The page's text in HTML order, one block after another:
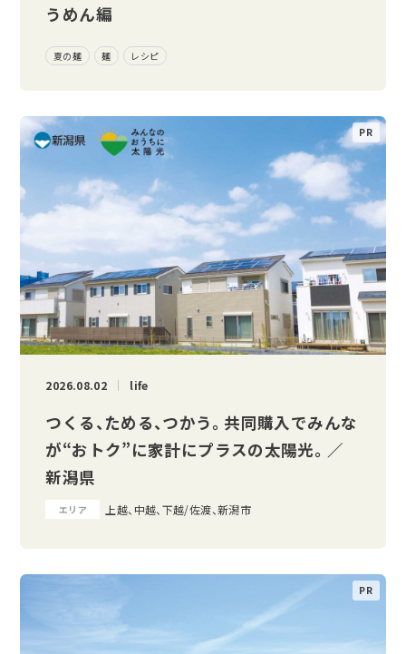
うめん編
夏の麺 麺 レシピ
2026.08.02 life
つくる、ためる、つかう。 共同購入でみんな
が“おトク”に家計にプラスの太陽光。 ／
新潟県
エリア 上越、中越、下越/佐渡、新潟市